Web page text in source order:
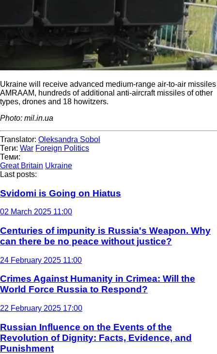
Ukraine will receive advanced medium-range air-to-air missiles
AMRAAM, hundreds of additional anti-aircraft missiles of other
types, drones and 18 howitzers.
Photo: mil.in.ua
Translator: Oleksandra Sobol
Теги: War Foreign Politics
Теми:
Great Britain Ukraine
Last posts:
Svidomi is Going on Hiatus
02 March 2025 11:00
Centuries of impunity is Russia's Weapon. Why
can there be no peace without justice?
24 February 2025 11:00
Crimes Against Humanity in Crimea: Will the
World Force Russia to Respond?
22 February 2025 17:00
Russian Influence on the Events of the
Revolution of Dignity: Facts, Evidence, and
Punishment